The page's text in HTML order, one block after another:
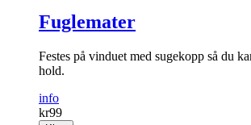
Fuglemater
Festes på vinduet med sugekopp så du
hold.
info
kr99